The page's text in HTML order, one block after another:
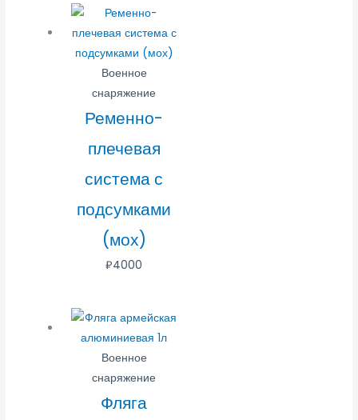
Военное
снаряжение
Ременно-
плечевая
система с
подсумками
(мох)
₽4000
Военное
снаряжение
Фляга